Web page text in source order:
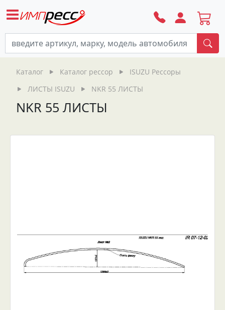
Каталог Каталог рессор
ISUZU Рессоры
ЛИСТЫ ISUZU
NKR 55 ЛИСТЫ
NKR 55 ЛИСТЫ